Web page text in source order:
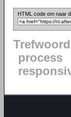
HTML code om naar
process